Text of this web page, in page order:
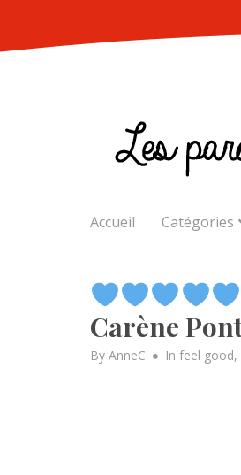
content
Accueil Catégories
Carène
By AnneC In feel good,